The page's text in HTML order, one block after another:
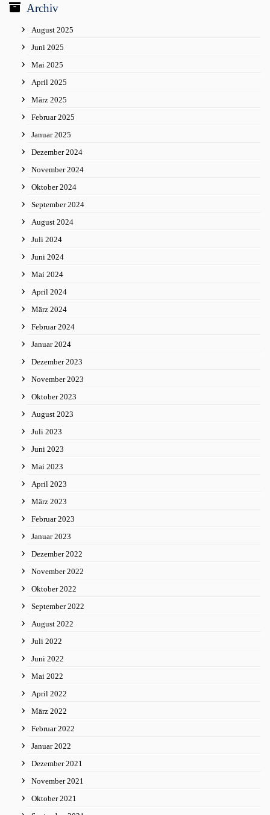
Archiv
August 2025
Juni 2025
Mai 2025
April 2025
März 2025
Februar 2025
Januar 2025
Dezember 2024
November 2024
Oktober 2024
September 2024
August 2024
Juli 2024
Juni 2024
Mai 2024
April 2024
März 2024
Februar 2024
Januar 2024
Dezember 2023
November 2023
Oktober 2023
August 2023
Juli 2023
Juni 2023
Mai 2023
April 2023
März 2023
Februar 2023
Januar 2023
Dezember 2022
November 2022
Oktober 2022
September 2022
August 2022
Juli 2022
Juni 2022
Mai 2022
April 2022
März 2022
Februar 2022
Januar 2022
Dezember 2021
November 2021
Oktober 2021